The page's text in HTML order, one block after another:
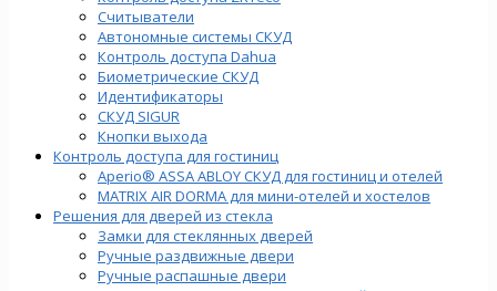
Считыватели
Автономные системы СКУД
Контроль доступа Dahua
Биометрические СКУД
Идентификаторы
СКУД SIGUR
Кнопки выхода
Контроль доступа для гостиниц
Aperio® ASSA ABLOY СКУД для гостиниц и отелей
MATRIX AIR DORMA для мини-отелей и хостелов
Решения для дверей из стекла
Замки для стеклянных дверей
Ручные раздвижные двери
Ручные распашные двери